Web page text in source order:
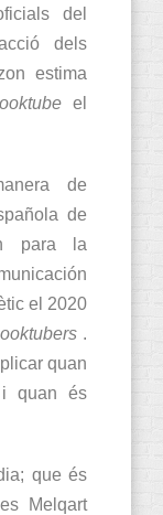
del
dels
estima
el
de
de
para la
el 2020
.
quan
i quan és
que és
Melqart